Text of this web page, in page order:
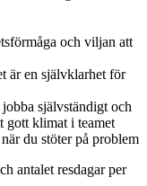
och viljan att
är en självklarhet för
självständigt och
gott klimat i teamet
du stöter på problem
antalet resdagar per